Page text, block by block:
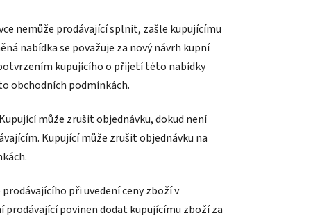
nemůže prodávající splnit, zašle kupujícímu
nabídka se považuje za nový návrh kupní
kupujícího o přijetí této nabídky
obchodních podmínkách.
může zrušit objednávku, dokud není
Kupující může zrušit objednávku na
při uvedení ceny zboží v
povinen dodat kupujícímu zboží za